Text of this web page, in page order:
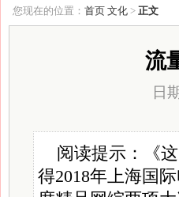
您现在的位置： 首页 文化 > 正文
流
日
阅读提示：《
得2018年上海国